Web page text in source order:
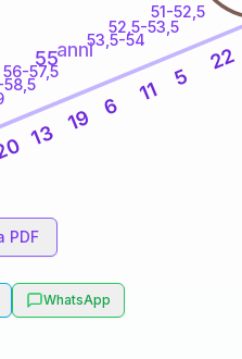
51-52,5
52,5-53,5
53,5-54
56-57,5
58,5
22
5
11
6
19
13
55anni
PDF
WhatsApp